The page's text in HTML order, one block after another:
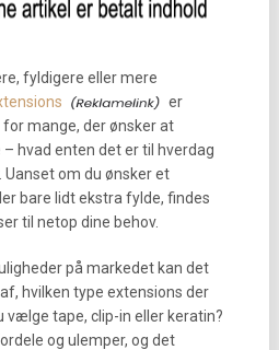
fyldigere eller mere
er
mange, der ønsker at
hvad enten det er til hverdag
om du ønsker et
bare lidt ekstra fylde, findes
til netop dine behov.
på markedet kan det
hvilken type extensions der
vælge tape, clip-in eller keratin?
og ulemper, og det